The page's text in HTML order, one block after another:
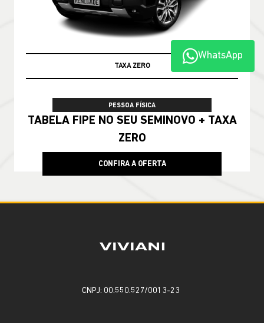
TABELA FIPE
PESSOA FÍSICA
TABELA FIPE NO SEU SEMINOVO + TAXA
ZERO
CONFIRA A OFERTA
WhatsApp
CNPJ: 00.550.527/0013-23